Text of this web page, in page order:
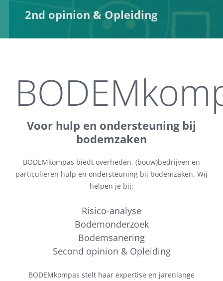
2nd opinion & Opleiding
Voor hulp en ondersteuning bij
bodemzaken
BODEMkompas biedt overheden, (bouw)bedrijven en
particulieren hulp en ondersteuning bij bodemzaken. Wij
helpen je bij:
Risico-analyse
Bodemonderzoek
Bodemsanering
Second opinion & Opleiding
BODEMkompas stelt haar expertise en jarenlange